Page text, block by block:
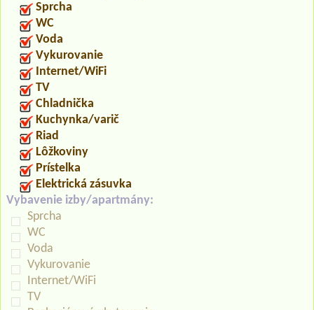
Sprcha
WC
Voda
Vykurovanie
Internet/WiFi
TV
Chladnička
Kuchynka/varič
Riad
Lôžkoviny
Prístelka
Elektrická zásuvka
Vybavenie izby/apartmány:
Sprcha
WC
Voda
Vykurovanie
Internet/WiFi
TV